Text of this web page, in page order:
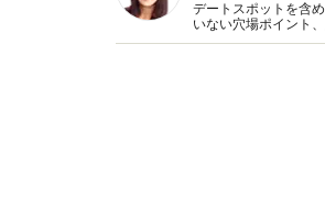
デートスポットを含
いない穴場ポイント
に……。